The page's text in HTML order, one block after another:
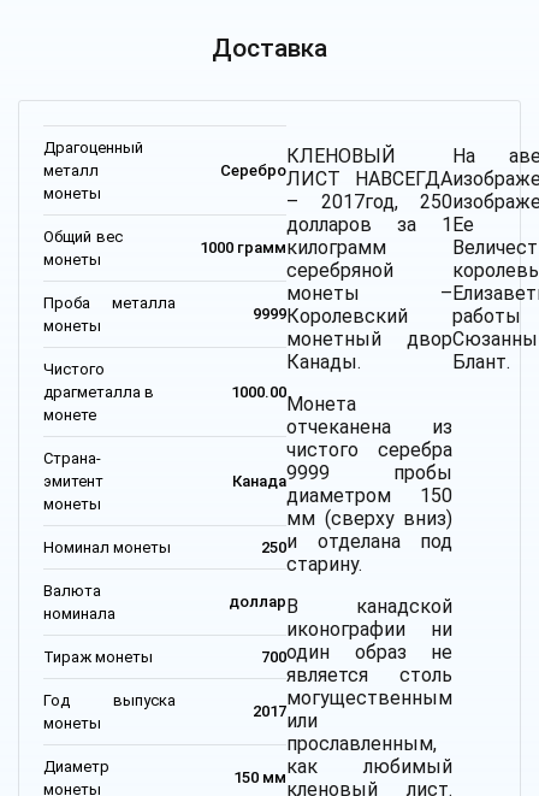
Доставка
Драгоценный
металл
монеты
Серебро
Общий вес
монеты
1000 грамм
Проба металла
монеты
9999
Чистого
драгметалла в
монете
1000.00
Страна-
эмитент
монеты
Канада
Номинал монеты 250
Валюта
номинала
доллар
Тираж монеты 700
Год выпуска
монеты
2017
Диаметр
монеты
150 мм
КЛЕНОВЫЙ
ЛИСТ НАВСЕГДА
– 2017год, 250
долларов за 1
килограмм
серебряной
монеты –
Королевский
монетный двор
Канады.
Монета
отчеканена из
чистого серебра
9999 пробы
диаметром 150
мм (сверху вниз)
и отделана под
старину.
В канадской
иконографии ни
один образ не
является столь
могущественным
или
прославленным,
как любимый
кленовый лист.
На
Ее
работы
Сюзанны
Блант.